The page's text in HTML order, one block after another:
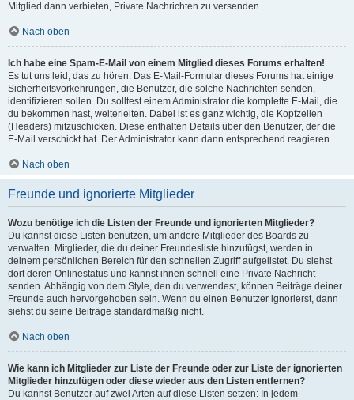
Mitglied dann verbieten, Private Nachrichten zu versenden.
Nach oben
Ich habe eine Spam-E-Mail von einem Mitglied dieses Forums erhalten!
Es tut uns leid, das zu hören. Das E-Mail-Formular dieses Forums hat einige
Sicherheitsvorkehrungen, die Benutzer, die solche Nachrichten senden,
identifizieren sollen. Du solltest einem Administrator die komplette E-Mail, die
du bekommen hast, weiterleiten. Dabei ist es ganz wichtig, die Kopfzeilen
(Headers) mitzuschicken. Diese enthalten Details über den Benutzer, der die
E-Mail verschickt hat. Der Administrator kann dann entsprechend reagieren.
Nach oben
Freunde und ignorierte Mitglieder
Wozu benötige ich die Listen der Freunde und ignorierten Mitglieder?
Du kannst diese Listen benutzen, um andere Mitglieder des Boards zu
verwalten. Mitglieder, die du deiner Freundesliste hinzufügst, werden in
deinem persönlichen Bereich für den schnellen Zugriff aufgelistet. Du siehst
dort deren Onlinestatus und kannst ihnen schnell eine Private Nachricht
senden. Abhängig von dem Style, den du verwendest, können Beiträge deiner
Freunde auch hervorgehoben sein. Wenn du einen Benutzer ignorierst, dann
siehst du seine Beiträge standardmäßig nicht.
Nach oben
Wie kann ich Mitglieder zur Liste der Freunde oder zur Liste der ignorierten
Mitglieder hinzufügen oder diese wieder aus den Listen entfernen?
Du kannst Benutzer auf zwei Arten auf diese Listen setzen: In jedem